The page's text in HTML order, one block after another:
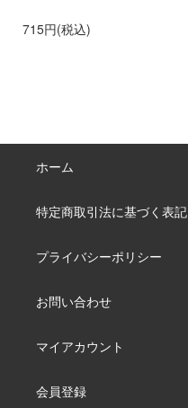
715円(税込)
ホーム
特定商取引法に基づく表記
プライバシーポリシー
お問い合わせ
マイアカウント
会員登録